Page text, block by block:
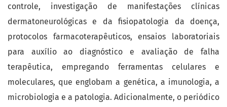
controle, investigação de manifestações clínicas
dermatoneurológicas e da fisiopatologia da doença,
protocolos farmacoterapêuticos, ensaios laboratoriais
para auxílio ao diagnóstico e avaliação de falha
terapêutica, empregando ferramentas celulares e
moleculares, que englobam a genética, a imunologia, a
microbiologia e a patologia. Adicionalmente, o periódico